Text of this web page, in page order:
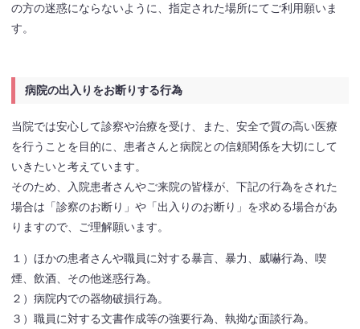
の方の迷惑にならないように、指定された場所にてご利用願いま
す。
病院の出入りをお断りする行為
当院では安心して診察や治療を受け、また、安全で質の高い医療
を行うことを目的に、患者さんと病院との信頼関係を大切にして
いきたいと考えています。
そのため、入院患者さんやご来院の皆様が、下記の行為をされた
場合は「診察のお断り」や「出入りのお断り」を求める場合があ
りますので、ご理解願います。
１）ほかの患者さんや職員に対する暴言、暴力、威嚇行為、喫
煙、飲酒、その他迷惑行為。
２）病院内での器物破損行為。
３）職員に対する文書作成等の強要行為、執拗な面談行為。